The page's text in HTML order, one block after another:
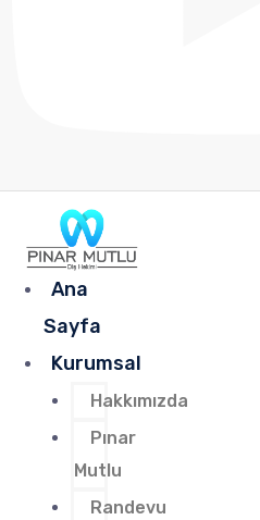
Ana
Sayfa
Kurumsal
Hakkımızda
Pınar
Mutlu
Randevu